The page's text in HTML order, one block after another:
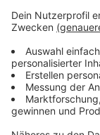
und die
weiter. Denn
ankommen
Zustellung per
Botschaft
schwierig bis
aber noch das